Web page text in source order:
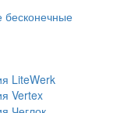
LiteWerk
Vertex